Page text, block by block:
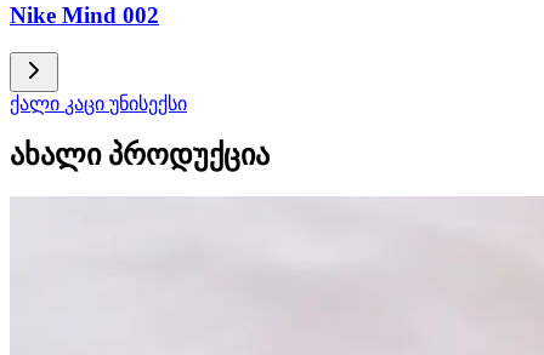
Nike Mind 002
ქალი კაცი უნისექსი
ახალი პროდუქცია